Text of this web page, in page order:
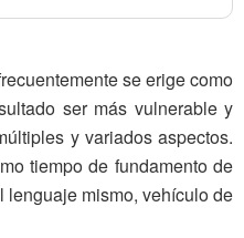
se erige como
ser más vulnerable y
y variados aspectos.
tiempo de fundamento de
lenguaje mismo, vehículo de